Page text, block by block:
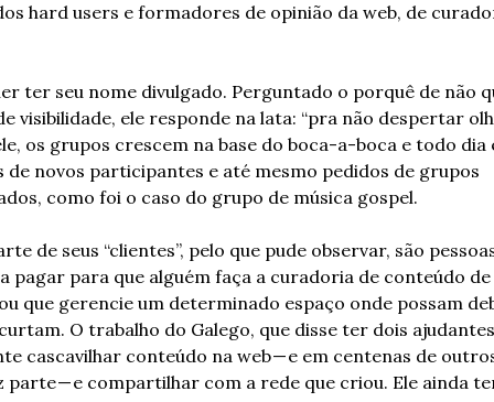
hard users e formadores de opinião da web, de
ter seu nome divulgado. Perguntado o porquê de não
visibilidade, ele responde na lata: “pra não despertar
os grupos crescem na base do boca-a-boca e todo dia
de novos participantes e até mesmo pedidos de grupos
como foi o caso do grupo de música gospel.
de seus “clientes”, pelo que pude observar, são
pagar para que alguém faça a curadoria de conteúdo de
que gerencie um determinado espaço onde possam
O trabalho do Galego, que disse ter dois
cascavilhar conteúdo na web — e em centenas de
parte — e compartilhar com a rede que criou. Ele ainda